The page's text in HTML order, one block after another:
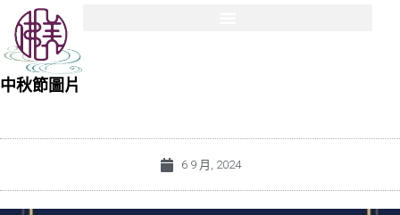
中秋節圖片
6 9 月, 2024